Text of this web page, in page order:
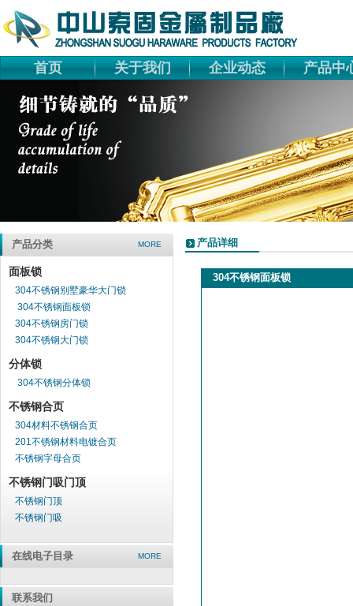
首页 关于我们 企业动态 产品中
产品分类 MORE
面板锁
304不锈钢别墅豪华大门锁
304不锈钢面板锁
304不锈钢房门锁
304不锈钢大门锁
分体锁
304不锈钢分体锁
不锈钢合页
304材料不锈钢合页
201不锈钢材料电镀合页
不锈钢字母合页
不锈钢门吸门顶
不锈钢门顶
不锈钢门吸
在线电子目录 MORE
联系我们
产品详细
304不锈钢面板锁